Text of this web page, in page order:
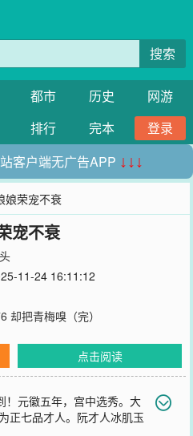
搜索
都市 历史
网游
排行 完本
登录
客户端无广告APP ↓↓↓
娘荣宠不衰
宠不衰
11-24 16:11:12
却把青梅嗅（完）
点击阅读
！元徽五年，宫中选秀。大
正七品才人。阮才人冰肌玉